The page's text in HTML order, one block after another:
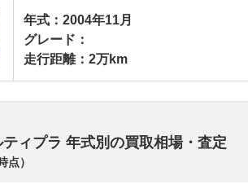
年式：2004年11月
グレード：
走行距離：2万km
ィプラ 年式別の買取相場・査定
点）